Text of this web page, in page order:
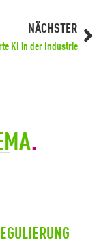
NÄCHSTER
KI in der Industrie
.